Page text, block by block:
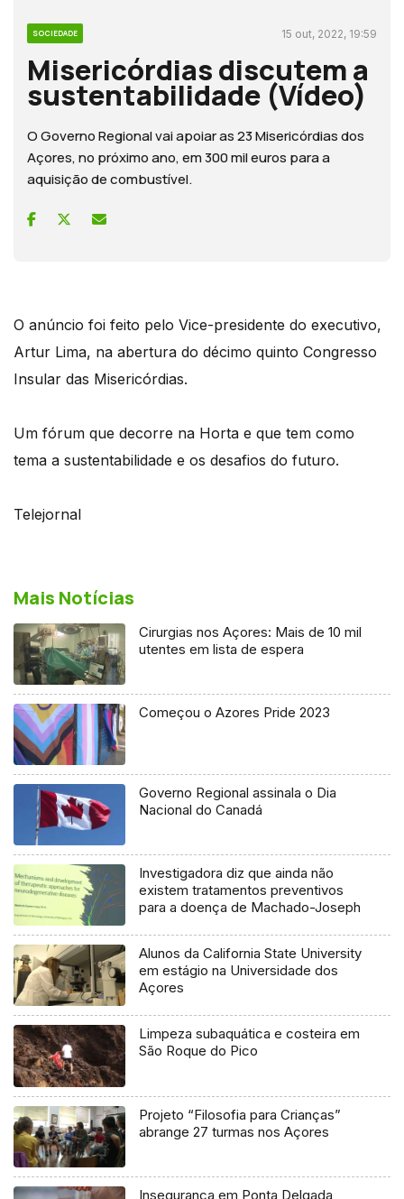
SOCIEDADE 15 out, 2022, 19:59
Misericórdias discutem a
sustentabilidade (Vídeo)
O Governo Regional vai apoiar as 23 Misericórdias dos
Açores, no próximo ano, em 300 mil euros para a
aquisição de combustível.
O anúncio foi feito pelo Vice-presidente do executivo,
Artur Lima, na abertura do décimo quinto Congresso
Insular das Misericórdias.
Um fórum que decorre na Horta e que tem como
tema a sustentabilidade e os desafios do futuro.
Telejornal
Mais Notícias
Cirurgias nos Açores: Mais de 10 mil
utentes em lista de espera
Começou o Azores Pride 2023
Governo Regional assinala o Dia
Nacional do Canadá
Investigadora diz que ainda não
existem tratamentos preventivos
para a doença de Machado-Joseph
Alunos da California State University
em estágio na Universidade dos
Açores
Limpeza subaquática e costeira em
São Roque do Pico
Projeto “Filosofia para Crianças”
abrange 27 turmas nos Açores
Insegurança em Ponta Delgada